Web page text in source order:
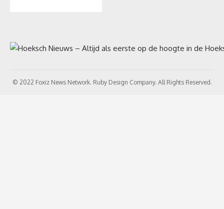
© 2022 Foxiz News Network. Ruby Design Company. All Rights Reserved.